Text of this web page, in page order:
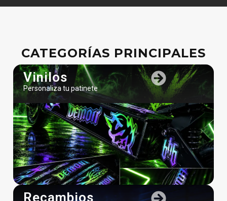
CATEGORÍAS PRINCIPALES
Vinilos
Personaliza tu patinete
Recambios